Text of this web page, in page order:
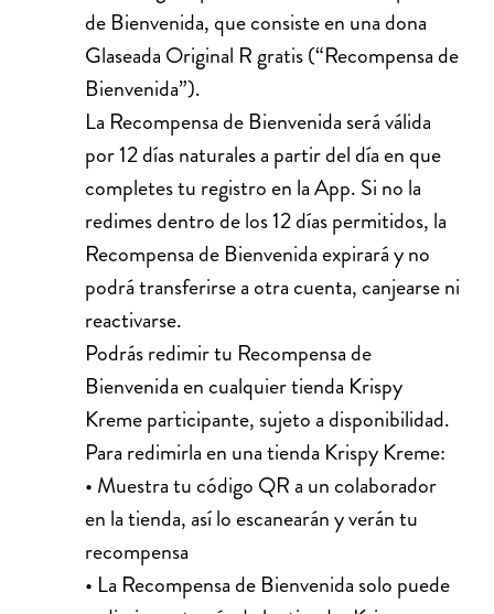
de Bienvenida, que consiste en una dona
Glaseada Original R gratis (“Recompensa de
Bienvenida”).
La Recompensa de Bienvenida será válida
por 12 días naturales a partir del día en que
completes tu registro en la App. Si no la
redimes dentro de los 12 días permitidos, la
Recompensa de Bienvenida expirará y no
podrá transferirse a otra cuenta, canjearse ni
reactivarse.
Podrás redimir tu Recompensa de
Bienvenida en cualquier tienda Krispy
Kreme participante, sujeto a disponibilidad.
Para redimirla en una tienda Krispy Kreme:
• Muestra tu código QR a un colaborador
en la tienda, así lo escanearán y verán tu
recompensa
• La Recompensa de Bienvenida solo puede